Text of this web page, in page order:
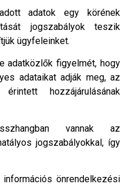
adatok egy körének
jogszabályok teszik
ügyfeleinket.
adatközlők figyelmét, hogy
adataikat adják meg, az
hozzájárulásának
vannak az
jogszabályokkal, így
önrendelkezési